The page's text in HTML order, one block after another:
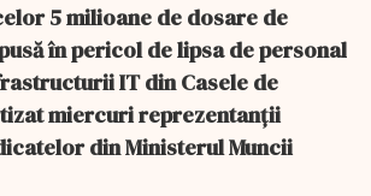
5 milioane de dosare de
în pericol de lipsa de personal
IT din Casele de
miercuri reprezentanţii
din Ministerul Muncii